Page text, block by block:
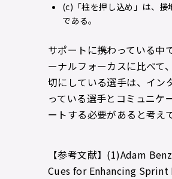
(c)「柱を押し込め」は、
である。
サポートに携わっている中
ーナルフォーカスに比べて
切にしている選手は、イン
っている選手とコミュニケ
ートする必要があると考え
【参考文献】(1)Adam
Cues for Enhancing